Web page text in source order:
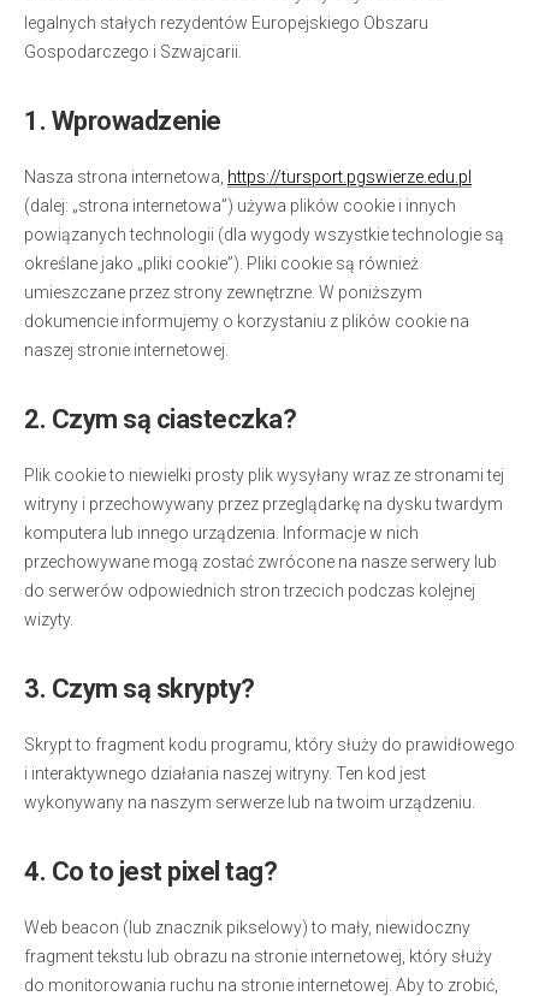
legalnych stałych rezydentów Europejskiego Obszaru
Gospodarczego i Szwajcarii.
1. Wprowadzenie
Nasza strona internetowa, https://tursport.pgswierze.edu.pl
(dalej: „strona internetowa”) używa plików cookie i innych
powiązanych technologii (dla wygody wszystkie technologie są
określane jako „pliki cookie”). Pliki cookie są również
umieszczane przez strony zewnętrzne. W poniższym
dokumencie informujemy o korzystaniu z plików cookie na
naszej stronie internetowej.
2. Czym są ciasteczka?
Plik cookie to niewielki prosty plik wysyłany wraz ze stronami tej
witryny i przechowywany przez przeglądarkę na dysku twardym
komputera lub innego urządzenia. Informacje w nich
przechowywane mogą zostać zwrócone na nasze serwery lub
do serwerów odpowiednich stron trzecich podczas kolejnej
wizyty.
3. Czym są skrypty?
Skrypt to fragment kodu programu, który służy do prawidłowego
i interaktywnego działania naszej witryny. Ten kod jest
wykonywany na naszym serwerze lub na twoim urządzeniu.
4. Co to jest pixel tag?
Web beacon (lub znacznik pikselowy) to mały, niewidoczny
fragment tekstu lub obrazu na stronie internetowej, który służy
do monitorowania ruchu na stronie internetowej. Aby to zrobić,